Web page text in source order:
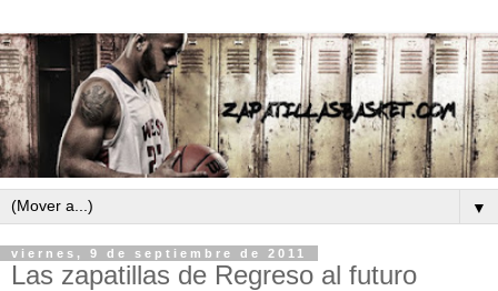
▼
viernes, 9 de septiembre de 2011
Las zapatillas de Regreso al futuro